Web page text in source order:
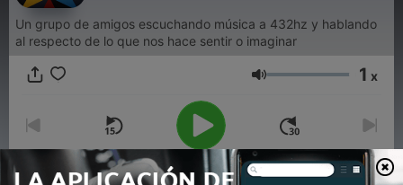
Un grupo de amigos escuchando música a 432hz y hablando
al respecto de lo que nos hace sentir o imaginar
Volumen 1 x
00:00